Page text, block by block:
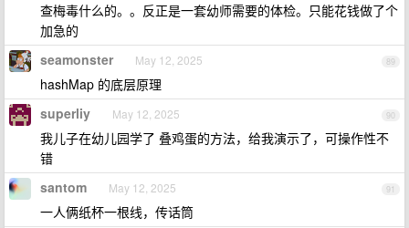
查梅毒什么的。。反正是一套幼师需要的体检。只能花钱做了个
加急的
89
seamonster May 12, 2025
hashMap 的底层原理
90
superliy May 12, 2025
我儿子在幼儿园学了 叠鸡蛋的方法，给我演示了，可操作性不
错
91
santom May 12, 2025
一人俩纸杯一根线，传话筒